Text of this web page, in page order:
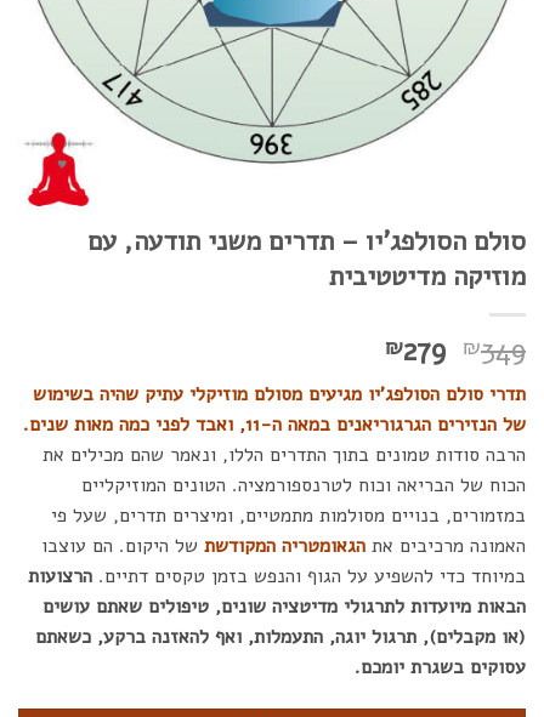
סולם הסולפג'יו – תדרים משני תודעה, עם
מוזיקה מדיטטיבית
₪349 המחיר
המקורי
היה:
₪349.
₪279 המחיר
הנוכחי
הוא:
₪279.
תדרי סולם הסולפג'יו מגיעים מסולם מוזיקלי עתיק שהיה בשימוש
של הנזירים הגרגוריאנים במאה ה-11, וא
בד לפני כמה מאות שנים.
הרבה סודות טמונים בתוך התדרים הללו, ונאמר שהם מכילים את
הכוח של הבריאה וכוח לטרנספורמציה. הטונים המוזיקליים
במזמורים, בנויים מסולמות מתמטיים, ומיצרים תדרים, שעל פי
האמונה מרכיבים את הגאומטריה המקודשת של היקום. הם עוצבו
במיוחד כדי להשפיע על הגוף והנפש בזמן טקסים דתיים. הרצועות
הבאות מיועדות לתרגולי מדיטציה שונים, טיפולים שאתם עושים
(או מקבלים), תרגול יוגה, התעמלות, ואף להאזנה ברקע, כשאתם
עסוקים בשגרת יומכם.